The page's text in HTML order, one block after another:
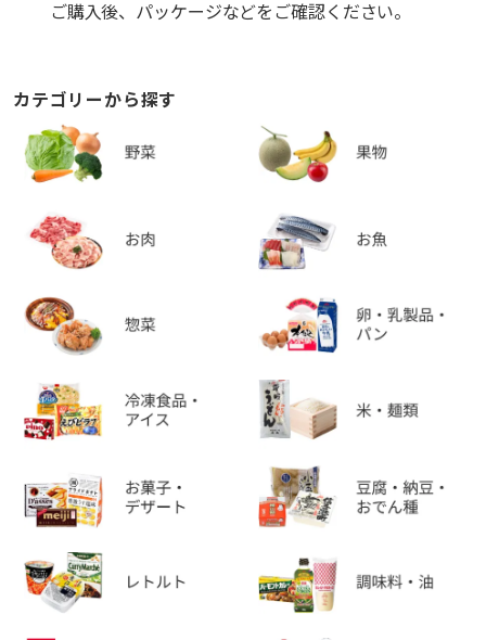
ご購入後、パッケージなどをご確認ください。
カテゴリーから探す